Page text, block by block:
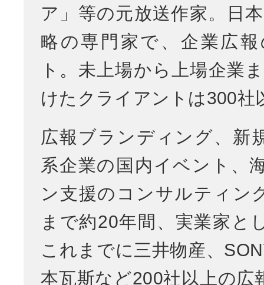
ア」等の元放送作家。日
略の専門家で、企業広
ト。未上場から上場企業
けたクライアントは300社
広報ブランディング、新
系企業の国内イベント、
ン支援のコンサルティン
まで約20年間、実業家と
これまでに三井物産、
本瓦斯など200社以上の広